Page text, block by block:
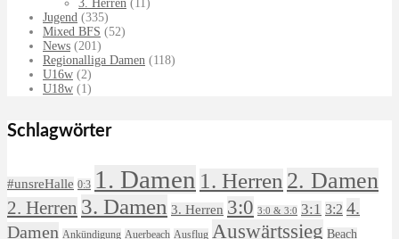
3. Herren (11)
Jugend (335)
Mixed BFS (52)
News (201)
Regionalliga Damen (118)
U16w (2)
U18w (1)
Schlagwörter
#unsreHalle 0:3 1. Damen 1. Herren 2. Damen
2. Herren 3. Damen 3. Herren 3:0 3:0 & 3:0 3:1 3:2 4.
Damen Ankündigung Auerbeach Ausflug Auswärtssieg Beach